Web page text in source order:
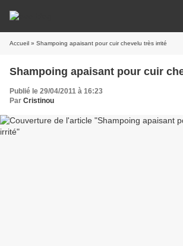
Accueil » Shampoing apaisant pour cuir chevelu très irrité
Shampoing apaisant pour cuir
Publié le 29/04/2011 à 16:23
Par Cristinou